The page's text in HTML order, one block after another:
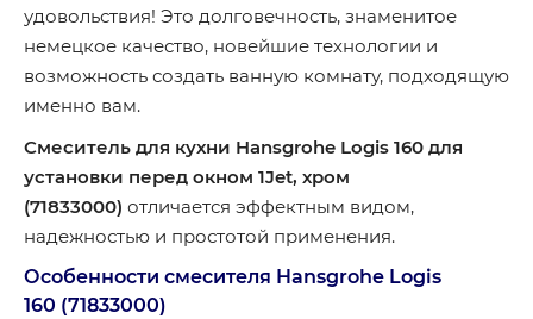
удовольствия! Это долговечность, знаменитое
немецкое качество, новейшие технологии и
возможность создать ванную комнату, подходящую
именно вам.
Смеситель для кухни Hansgrohe Logis 160 для
установки перед окном 1Jet, хром
(71833000) отличается эффектным видом,
надежностью и простотой применения.
Особенности смесителя Hansgrohe Logis
160 (71833000)